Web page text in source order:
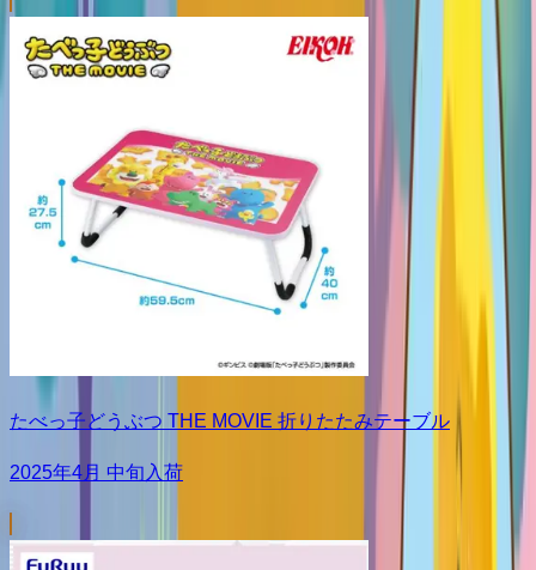
たべっ子どうぶつ THE MOVIE 折りたたみテーブル
2025年4月 中旬入荷